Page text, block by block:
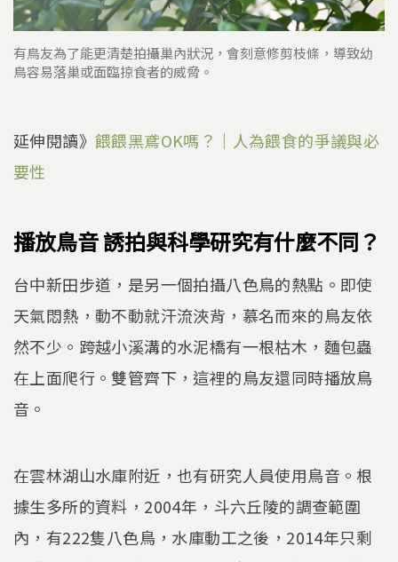
有鳥友為了能更清楚拍攝巢內狀況，會刻意修剪枝條，導致幼
鳥容易落巢或面臨掠食者的威脅。
延伸閱讀》 餵餵黑鳶OK嗎？｜人為餵食的爭議與必
要性
播放鳥音 誘拍與科學研究有什麼不同？
台中新田步道，是另一個拍攝八色鳥的熱點。即使
天氣悶熱，動不動就汗流浹背，慕名而來的鳥友依
然不少。跨越小溪溝的水泥橋有一根枯木，麵包蟲
在上面爬行。雙管齊下，這裡的鳥友還同時播放鳥
音。
在雲林湖山水庫附近，也有研究人員使用鳥音。根
據生多所的資料，2004年，斗六丘陵的調查範圍
內，有222隻八色鳥，水庫動工之後，2014年只剩